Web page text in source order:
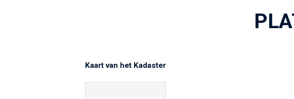
Kaart van het Kadaster